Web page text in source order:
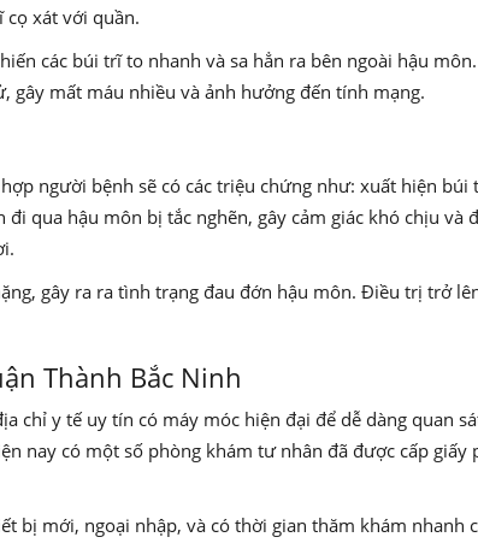
cọ xát với quần.
các búi trĩ to nhanh và sa hẳn ra bên ngoài hậu
gây mất máu nhiều và ảnh hưởng đến tính mạng.
người bệnh sẽ có các triệu chứng như: xuất hiện
qua hậu môn bị tắc nghẽn, gây cảm giác khó chịu
gây ra ra tình trạng đau đớn hậu môn. Điều trị trở
Thành Bắc Ninh
chỉ y tế uy tín có máy móc hiện đại để dễ dàng quan
nay có một số phòng khám tư nhân đã được cấp
bị mới, ngoại nhập, và có thời gian thăm khám nhanh